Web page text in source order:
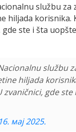
službu za
hiljada
ste i šta
službu
hiljada
zvaničnici, gde
16. мај 2025.